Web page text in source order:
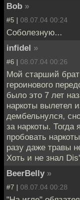
Bob »
#5 | 08.07.04 00:24
Соболезную...
infidel »
#6 | 08.07.04 00:26
Мой старший брат
героинового
было это 7 лет
наркоты вылетел
дембельнулся,
за наркоты. Тогда
пробовать
разу даже травы
Хоть и не знал
BeerBelly »
#7 | 08.07.04 00:28